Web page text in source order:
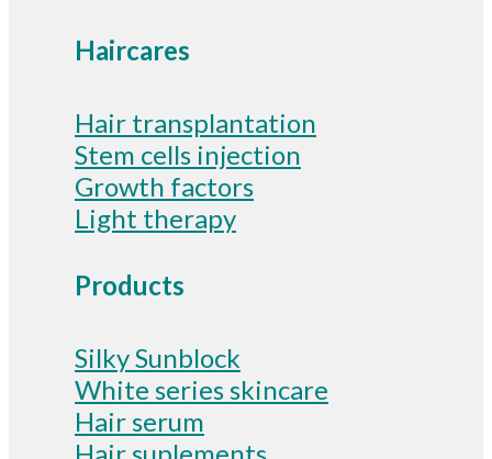
Haircares
Hair transplantation
Stem cells injection
Growth factors
Light therapy
Products
Silky Sunblock
White series skincare
Hair serum
Hair suplements